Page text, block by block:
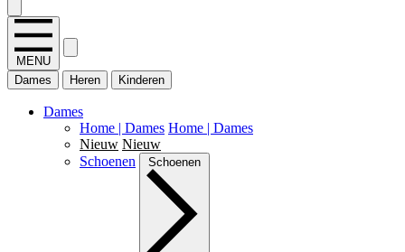
MENU
Dames
Heren Kinderen
Dames
Home | Dames Home | Dames
Nieuw Nieuw
Schoenen
Schoenen